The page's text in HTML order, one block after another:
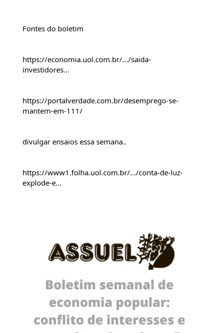
Fontes do boletim
https://economia.uol.com.br/.../saida-
investidores...
https://portalverdade.com.br/desemprego-se-
mantem-em-111/
divulgar ensaios essa semana..
https://www1.folha.uol.com.br/.../conta-de-luz-
explode-e...